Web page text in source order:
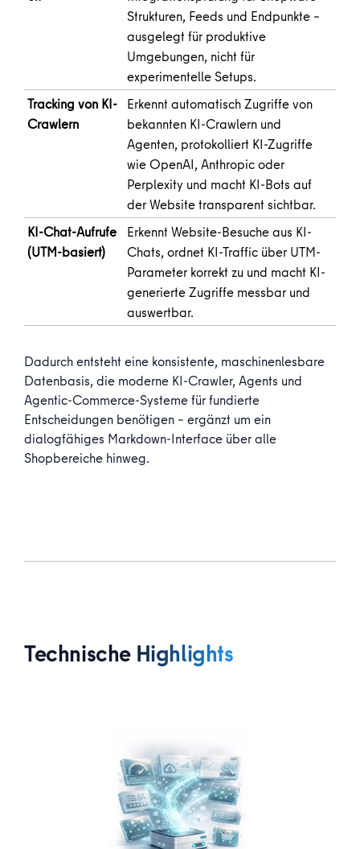
Strukturen, Feeds und Endpunkte –
ausgelegt für produktive
Umgebungen, nicht für
experimentelle Setups.
Tracking von KI-
Crawlern
Erkennt automatisch Zugriffe von
bekannten KI-Crawlern und
Agenten, protokolliert KI-Zugriffe
wie OpenAI, Anthropic oder
Perplexity und macht KI-Bots auf
der Website transparent sichtbar.
KI-Chat-Aufrufe
(UTM-basiert)
Erkennt Website-Besuche aus KI-
Chats, ordnet KI-Traffic über UTM-
Parameter korrekt zu und macht KI-
generierte Zugriffe messbar und
auswertbar.
Dadurch entsteht eine konsistente, maschinenlesbare
Datenbasis, die moderne KI-Crawler, Agents und
Agentic-Commerce-Systeme für fundierte
Entscheidungen benötigen – ergänzt um ein
dialogfähiges Markdown-Interface über alle
Shopbereiche hinweg.
Technische Highlights